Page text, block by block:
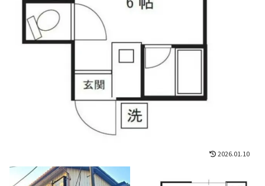
2026.01.10